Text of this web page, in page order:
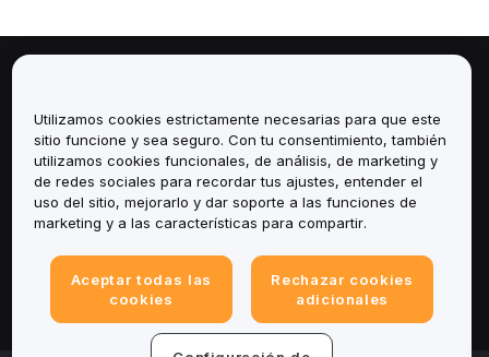
Servicios
Soporte
Utilizamos cookies estrictamente necesarias para que este
sitio funcione y sea seguro. Con tu consentimiento, también
utilizamos cookies funcionales, de análisis, de marketing y
de redes sociales para recordar tus ajustes, entender el
uso del sitio, mejorarlo y dar soporte a las funciones de
marketing y a las características para compartir.
Aceptar todas las
cookies
Rechazar cookies
adicionales